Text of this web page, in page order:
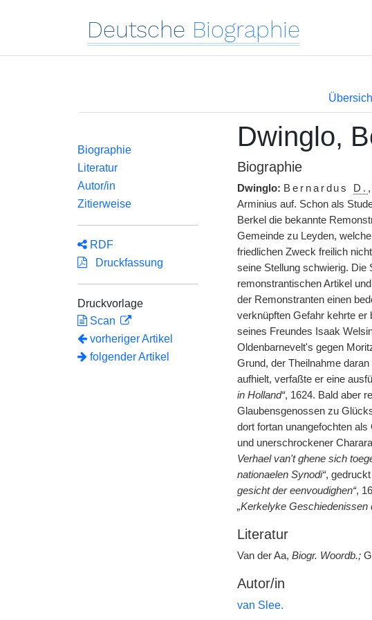
Deutsche Biographie
Biographie
Literatur
Autor/in
Zitierweise
RDF
Druckfassung
Druckvorlage
Scan
vorheriger Artikel
folgender Artikel
Dwinglo,
Biographie
Dwinglo: Bernardus D.
Arminius auf. Schon als
Berkel die bekannte
Gemeinde zu Leyden,
friedlichen Zweck freilich
seine Stellung schwierig. Die
remonstrantischen Artikel
der Remonstranten einen
verknüpften Gefahr kehrte er
seines Freundes Isaak
Oldenbarnevelt's gegen
Grund, der Theilnahme
aufhielt, verfaßte er eine
in Holland“, 1624. Bald aber
Glaubensgenossen zu
dort fortan unangefochten
und unerschrockener
Verhael van't ghene sich
nationaelen Synodi“,
gesicht der eenvoudighen“,
„Kerkelyke Geschiedenissen
Literatur
Van der Aa, Biogr. Woordb.;
Autor/in
van Slee.